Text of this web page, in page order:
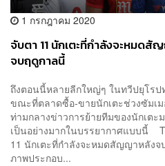
1 กรกฎาคม 2020
จับตา 11 นักเตะที่กำลังจะหมด
จบฤดูกาลนี้
ถึงตอนนี้หลายลีกใหญ่ๆ ในทวีปยุโรป
ขณะที่ตลาดซื้อ-ขายนักเตะช่วงซัมเ
ท่ามกลางข่าวการย้ายทีมของนักเต
เป็นอย่างมากในบรรยากาศแบบนี้
11 นักเตะที่กำลังจะหมดสัญญาหลัง
ภาพประกอบ...